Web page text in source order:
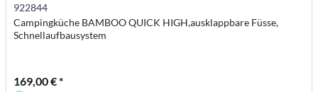
922844
Campingküche BAMBOO QUICK HIGH,ausklappbare Füsse,
Schnellaufbausystem
169,00 € *